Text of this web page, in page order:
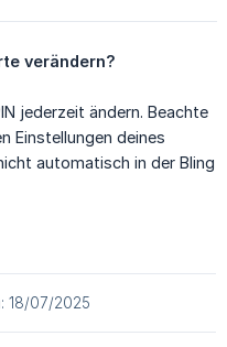
verändern?
jederzeit ändern. Beachte
Einstellungen deines
automatisch in der Bling
18/07/2025